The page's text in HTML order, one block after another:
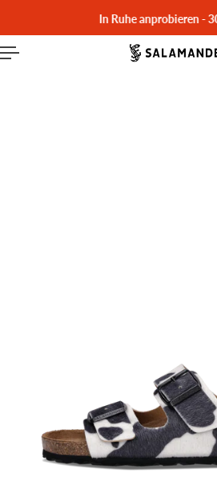
In Ruhe anprobieren - 30 Tage